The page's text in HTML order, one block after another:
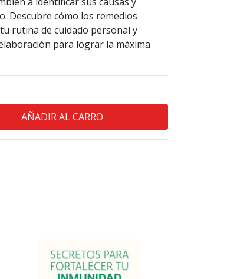
Descubre cómo los remedios
rutina de cuidado personal y
para lograr la máxima